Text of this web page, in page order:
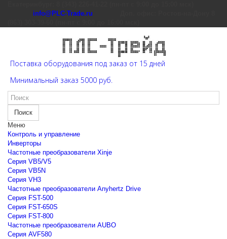
info@PLC-Trade.ru
Поставка оборудования под заказ от 15 дней
Минимальный заказ 5000 руб.
Поиск
Меню
Контроль и управление
Инверторы
Частотные преобразователи Xinje
Cерия VB5/V5
Cерия VB5N
Cерия VH3
Частотные преобразователи Anyhertz Drive
Серия FST-500
Серия FST-650S
Серия FST-800
Частотные преобразователи AUBO
Серия AVF580